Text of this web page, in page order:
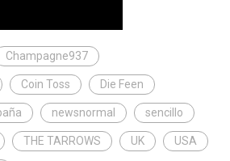
Champagne937
Coin Toss Die Feen
newsnormal sencillo
THE TARROWS UK USA